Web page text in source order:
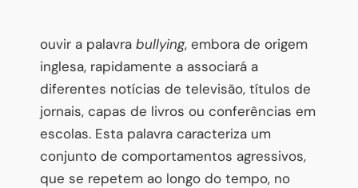
ouvir a palavra bullying, embora de origem
inglesa, rapidamente a associará a
diferentes notícias de televisão, títulos de
jornais, capas de livros ou conferências em
escolas. Esta palavra caracteriza um
conjunto de comportamentos agressivos,
que se repetem ao longo do tempo, no